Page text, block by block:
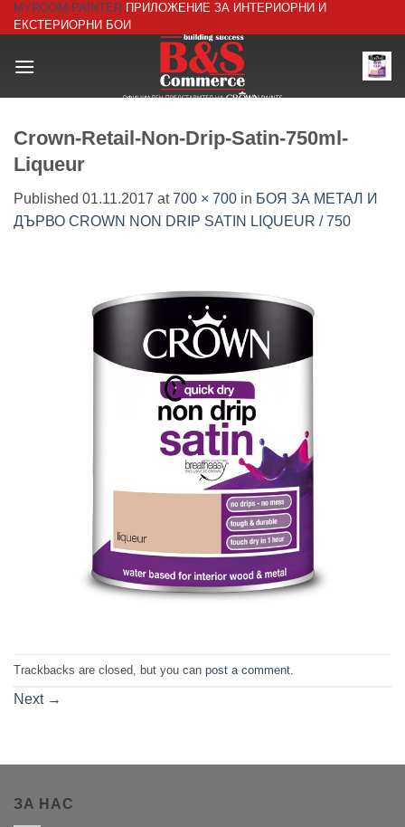
Skip
to
MYROOM-PAINTER ПРИЛОЖЕНИЕ ЗА ИНТЕРИОРНИ И
ЕКСТЕРИОРНИ БОИ
Crown-Retail-Non-Drip-Satin-750ml-
Liqueur
Published 01.11.2017 at700 × 700 in БОЯ ЗА МЕТАЛ И
ДЪРВО CROWN NON DRIP SATIN LIQUEUR / 750
Trackbacks are closed, but you can post a comment
Next →
ЗА НАС